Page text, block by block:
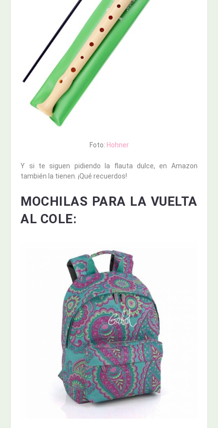
Foto: Hohner
Y si te siguen pidiendo la flauta dulce, en Amazon
también la tienen. ¡Qué recuerdos!
MOCHILAS PARA LA VUELTA
AL COLE: